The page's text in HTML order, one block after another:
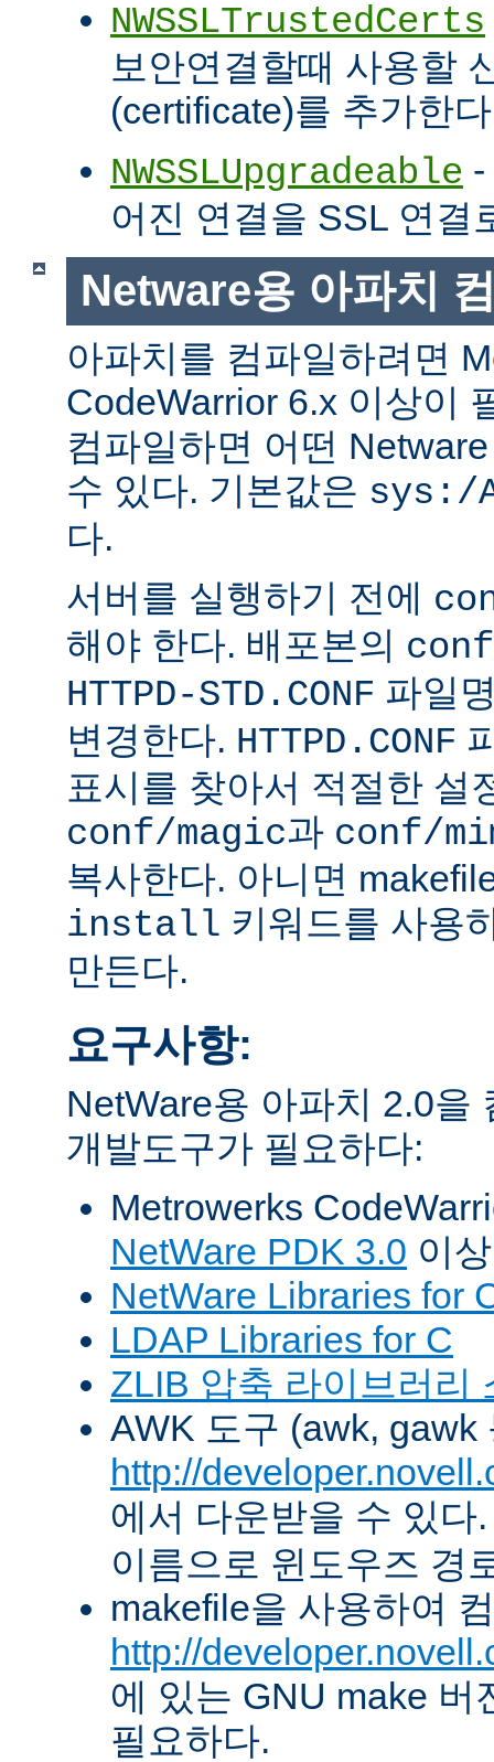
NWSSLTrustedCerts
보안연결할때 사용할
(certificate)를 추가한
NWSSLUpgradeable
어진 연결을 SSL 연결
Netware용 아파치
아파치를 컴파일하려면
CodeWarrior 6.x 이상이
컴파일하면 어떤
수 있다. 기본값은 sys:/
다.
서버를 실행하기 전에
해야 한다. 배포본의 conf
HTTPD-STD.CONF 파일
변경한다. HTTPD.CONF
표시를 찾아서 적절한 설
conf/magic과 conf/
복사한다. 아니면
install 키워드를 사용
만든다.
요구사항:
NetWare용 아파치 2.0을
개발도구가 필요하다:
Metrowerks
NetWare PDK 3.0 이
NetWare Libraries for
LDAP Libraries for C
ZLIB 압축 라이브러리
AWK 도구 (awk, gawk
http://
에서 다운받을 수 있
이름으로 윈도우즈 경
makefile을 사용하여
http://
에 있는 GNU make 버
필요하다.